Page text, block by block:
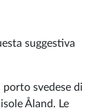
suggestiva
svedese di
Åland. Le